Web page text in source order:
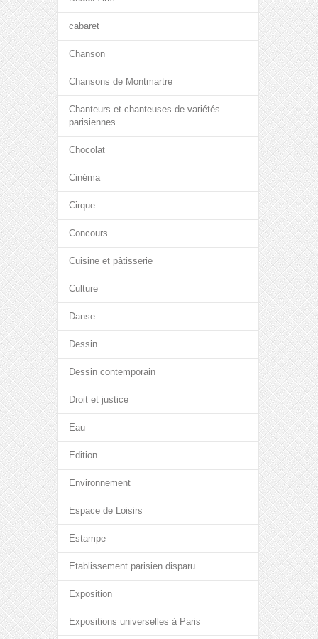
cabaret
Chanson
Chansons de Montmartre
Chanteurs et chanteuses de variétés
parisiennes
Chocolat
Cinéma
Cirque
Concours
Cuisine et pâtisserie
Culture
Danse
Dessin
Dessin contemporain
Droit et justice
Eau
Edition
Environnement
Espace de Loisirs
Estampe
Etablissement parisien disparu
Exposition
Expositions universelles à Paris